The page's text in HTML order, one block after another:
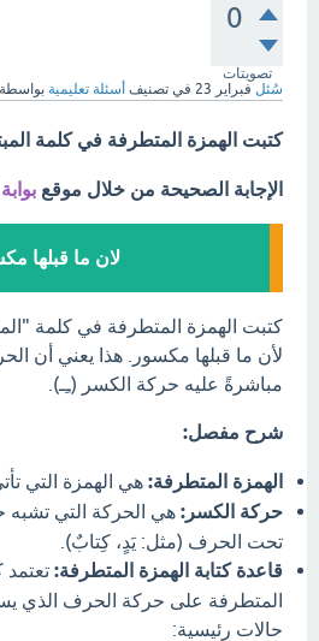
0
تصويتات
سُئل فبراير 23 في تصنيف أسئلة تعليمية بواسطة
كتبت الهمزة المتطرفة في كلمة
الإجابة الصحيحة من خلال موقع
لان ما قبلها
كتبت الهمزة المتطرفة في كلمة
لأن ما قبلها مكسور. هذا يعني أن
مباشرةً عليه حركة الكسر (ـِـ).
شرح مفصل:
الهمزة المتطرفة: هي الهمزة التي
حركة الكسر: هي الحركة التي
تحت الحرف (مثل: يَدٍ، كِتابٌ).
قاعدة كتابة الهمزة المتطرفة: تعتمد
المتطرفة على حركة الحرف الذي
حالات رئيسية: